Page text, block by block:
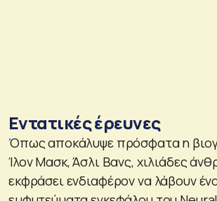
Εντατικές έρευνες
Όπως αποκάλυψε πρόσφατα η
Ίλον Μασκ, Άσλι Βανς, xιλιάδες
εκφράσει ενδιαφέρον να λάβουν